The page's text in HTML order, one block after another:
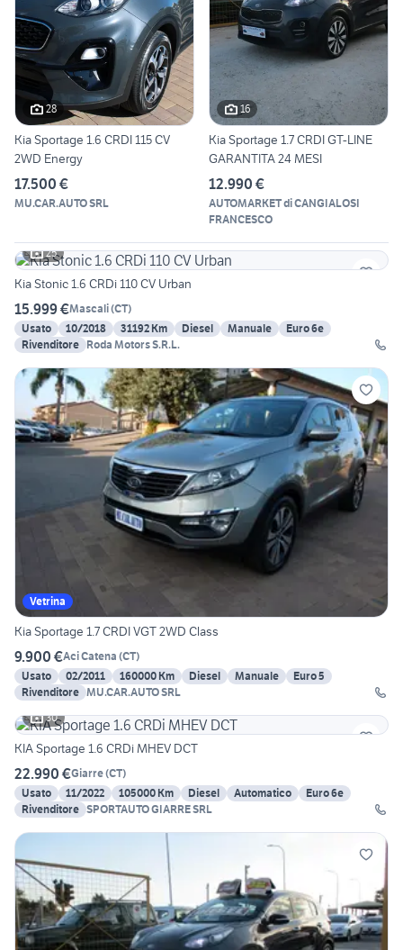
28
Kia Sportage 1.6 CRDI 115 CV
2WD Energy
17.500 €
MU.CAR.AUTO SRL
16
Kia Sportage 1.7 CRDI GT-LINE
GARANTITA 24 MESI
12.990 €
AUTOMARKET di CANGIALOSI
FRANCESCO
25
Kia Stonic 1.6 CRDi 110 CV Urban
15.999 €Mascali(CT)
Usato
10/2018 31192 Km Diesel Manuale
Euro 6e
Rivenditore Roda Motors S.R.L.
Vetrina
Kia Sportage 1.7 CRDI VGT 2WD Class
9.900 €Aci Catena (CT)
Usato
02/2011 160000 Km Diesel Manuale
Euro 5
Rivenditore MU.CAR.AUTO SRL
30
KIA Sportage 1.6 CRDi MHEV DCT
22.990 €Giarre(CT)
Usato
11/2022 105000 Km Diesel Automatico
Euro 6e
Rivenditore SPORTAUTO GIARRE SRL